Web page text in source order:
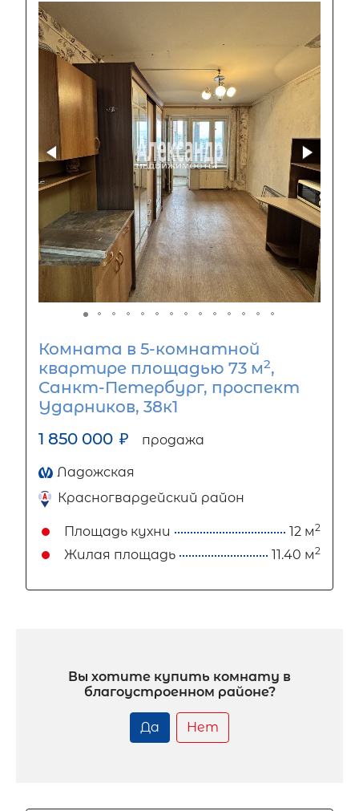
Комната в 5-комнатной
квартире площадью 73 м2,
Санкт-Петербург, проспект
Ударников, 38к1
1 850 000 ₽ продажа
Ладожская
Красногвардейский район
Площадь кухни 12 м2
Жилая площадь 11.40 м2
Вы хотите купить комнату в
благоустроенном районе?
Да Нет